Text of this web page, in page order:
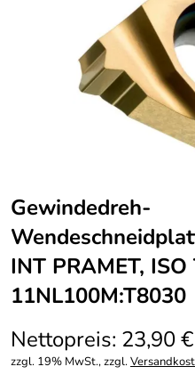
Gewindedreh-
INT PRAMET, ISO
11NL100M:T8030
Nettopreis: 23,90 €
zzgl. 19% MwSt., zzgl.